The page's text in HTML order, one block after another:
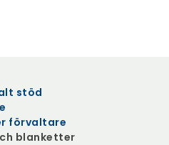
stöd
förvaltare
blanketter